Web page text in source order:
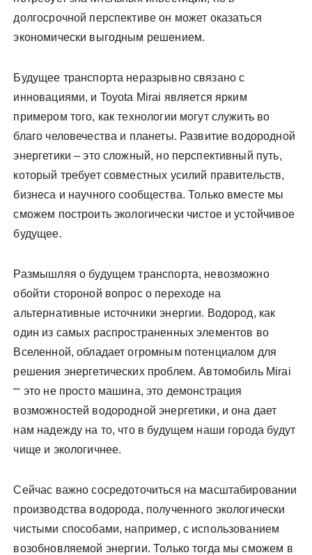
долгосрочной перспективе он может оказаться
экономически выгодным решением.
Будущее транспорта неразрывно связано с
инновациями, и Toyota Mirai является ярким
примером того, как технологии могут служить во
благо человечества и планеты. Развитие водородной
энергетики – это сложный, но перспективный путь,
который требует совместных усилий правительств,
бизнеса и научного сообщества. Только вместе мы
сможем построить экологически чистое и устойчивое
будущее.
Размышляя о будущем транспорта, невозможно
обойти стороной вопрос о переходе на
альтернативные источники энергии. Водород, как
один из самых распространенных элементов во
Вселенной, обладает огромным потенциалом для
решения энергетических проблем. Автомобиль Mirai
⎻ это не просто машина, это демонстрация
возможностей водородной энергетики, и она дает
нам надежду на то, что в будущем наши города будут
чище и экологичнее.
Сейчас важно сосредоточиться на масштабировании
производства водорода, полученного экологически
чистыми способами, например, с использованием
возобновляемой энергии. Только тогда мы сможем в